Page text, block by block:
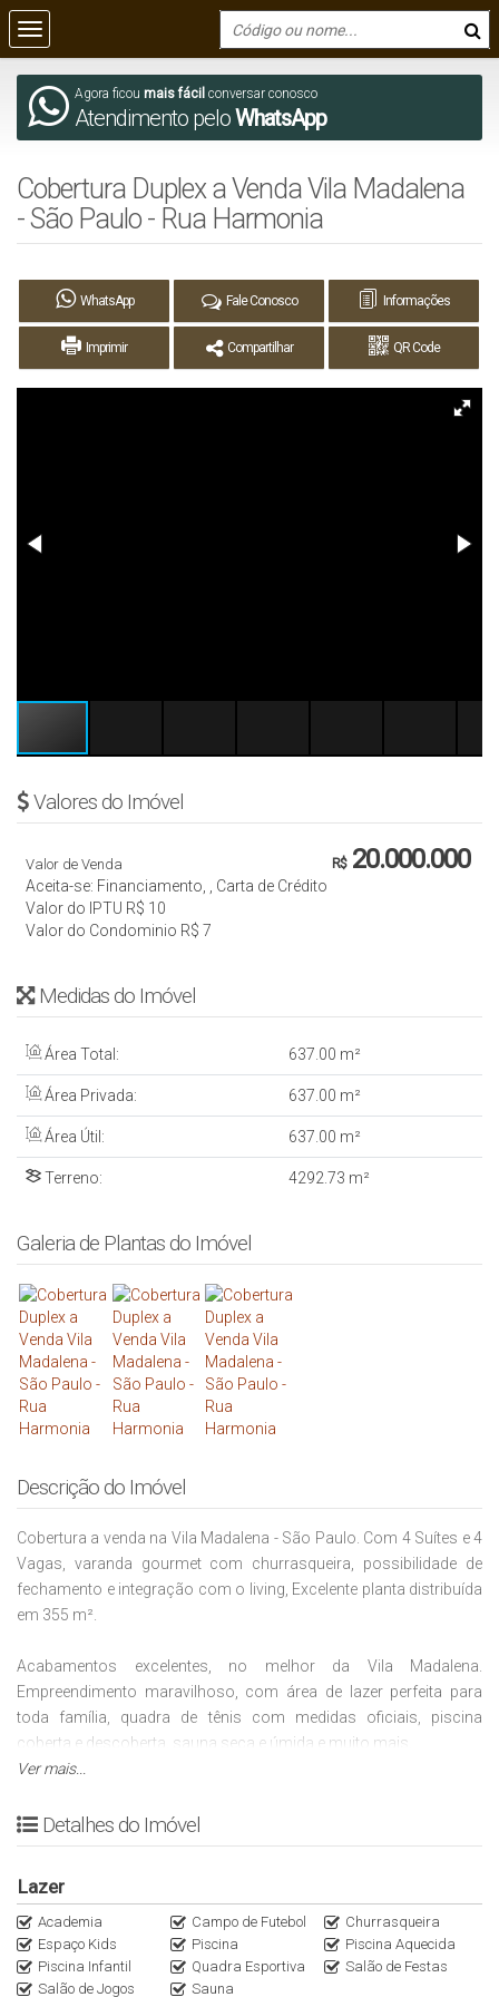
Agora ficou mais fácil conversar conosco
Atendimento peloWhatsApp
Cobertura Duplex a Venda Vila Madalena
- São Paulo - Rua Harmonia
WhatsApp Fale Conosco Informações
Imprimir Compartilhar QR Code
Valores do Imóvel
R$20.000.000
Valor de Venda
Aceita-se: Financiamento, , Carta de Crédito
Valor do IPTU R$ 10
Valor do Condominio R$ 7
Medidas do Imóvel
Área Total: 637.00 m²
Área Privada: 637.00 m²
Área Útil: 637.00 m²
Terreno: 4292.73 m²
Galeria de Plantas do Imóvel
Descrição do Imóvel
Cobertura a venda na Vila Madalena - São Paulo. Com 4 Suítes e 4
Vagas, varanda gourmet com churrasqueira, possibilidade de
fechamento e integração com o living, Excelente planta distribuída
em 355 m².
Acabamentos excelentes, no melhor da Vila Madalena.
Empreendimento maravilhoso, com área de lazer perfeita para
toda família, quadra de tênis com medidas oficiais, piscina
coberta e descoberta, sauna seca e úmida e muito mais.
Situado em um local estratégico, o Casa Madalena fica em um
bistrôs, cultura e um autêntico comércio local, que desenham
uma localização única, abraçada por uma atmosfera de
tranquilidade e muito verde.
Ver mais...
Detalhes do Imóvel
Lazer
Academia Campo de Futebol
Churrasqueira
Espaço Kids
Piscina
Piscina Aquecida
Piscina Infantil
Quadra Esportiva
Salão de Festas
Salão de Jogos
Sauna